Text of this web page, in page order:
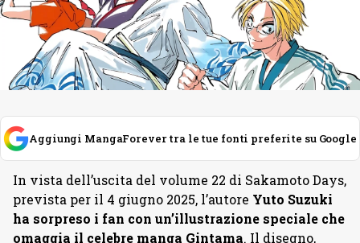
Aggiungi MangaForever tra le tue fonti preferite su Google
In vista dell’uscita del volume 22 di Sakamoto Days,
prevista per il 4 giugno 2025, l’autore Yuto Suzuki
ha sorpreso i fan con un’illustrazione speciale che
omaggia il celebre manga Gintama. Il disegno,